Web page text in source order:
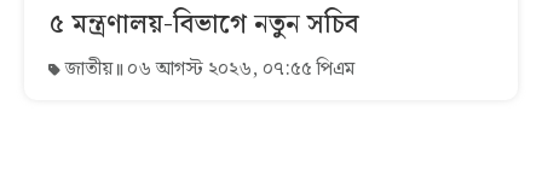
৫ মন্ত্রণালয়-বিভাগে নতুন সচিব
জাতীয় ০৬ আগস্ট ২০২৬, ০৭:৫৫ পিএম